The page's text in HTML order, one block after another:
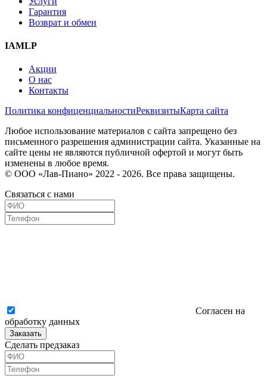
Гарантия
Возврат и обмен
IAMLP
Акции
О нас
Контакты
Политика конфиценциальностиРеквизитыКарта сайта
Любое использование материалов с сайта запрещено без
письменного разрешения администрации сайта. Указанные на
сайте цены не являются публичной офертой и могут быть
изменены в любое время.
© ООО «Лав-Пиано» 2022 - 2026. Все права защищены.
Связаться с нами
Согласен на
обработку данных
Заказать
Сделать предзаказ